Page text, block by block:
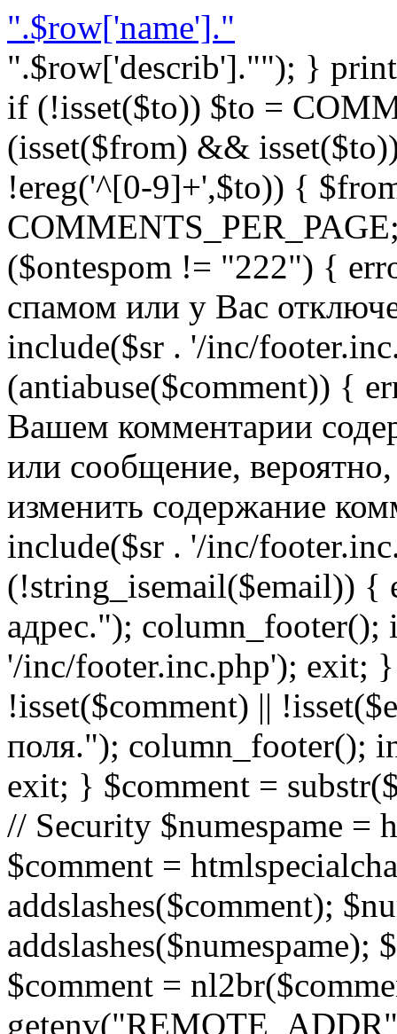
".$row['name']."
".$row['describ'].""); }
if (!isset($to)) $to =
(isset($from) &&
!ereg('^[0-9]+',$to)) {
($ontespom != "222") {
спамом или у Вас
include($sr . '/inc/
(antiabuse($comment)) {
Вашем комментарии
или сообщение,
изменить содержание
include($sr . '/inc/
(!string_isemail($email)) {
адрес."); column_footer();
'/inc/footer.inc.php'); exit;
!isset($comment) ||
поля."); column_footer();
exit; } $comment =
// Security $numespame =
$comment =
addslashes($comment);
addslashes($numespame);
$comment =